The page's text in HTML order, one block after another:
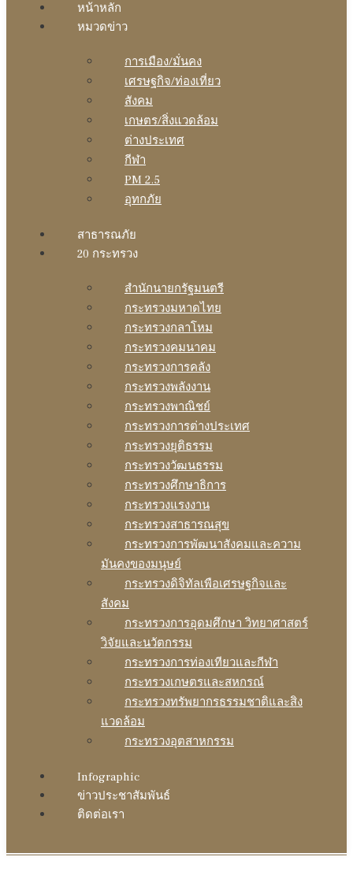
หน้าหลัก
หมวดข่าว
การเมือง/มั่นคง
เศรษฐกิจ/ท่องเที่ยว
สังคม
เกษตร/สิ่งแวดล้อม
ต่างประเทศ
กีฬา
PM 2.5
อุทกภัย
สาธารณภัย
20 กระทรวง
สํานักนายกรัฐมนตรี
กระทรวงมหาดไทย
กระทรวงกลาโหม
กระทรวงคมนาคม
กระทรวงการคลัง
กระทรวงพลังงาน
กระทรวงพาณิชย์
กระทรวงการต่างประเทศ
กระทรวงยุติธรรม
กระทรวงวัฒนธรรม
กระทรวงศึกษาธิการ
กระทรวงแรงงาน
กระทรวงสาธารณสุข
กระทรวงการพัฒนาสังคมและความ
มันคงของมนุษย์
กระทรวงดิจิทัลเพือเศรษฐกิจและ
สังคม
กระทรวงการอุดมศึกษา วิทยาศาสตร์
วิจัยและนวัตกรรม
กระทรวงการท่องเทียวและกีฬา
กระทรวงเกษตรและสหกรณ์
กระทรวงทรัพยากรธรรมชาติและสิง
แวดล้อม
กระทรวงอุตสาหกรรม
Infographic
ข่าวประชาสัมพันธ์
ติดต่อเรา